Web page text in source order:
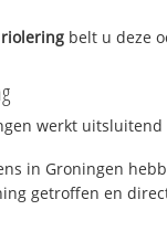
belt u deze
werkt
in Groningen
getroffen en